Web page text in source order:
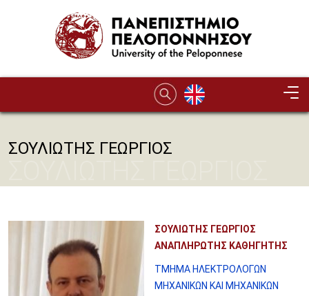
ΣΟΥΛΙΩΤΗΣ ΓΕΩΡΓΙΟΣ
ΣΟΥΛΙΩΤΗΣ ΓΕΩΡΓΙΟΣ
ΑΝΑΠΛΗΡΩΤΗΣ ΚΑΘΗΓΗΤΗΣ
ΤΜΗΜΑ ΗΛΕΚΤΡΟΛΟΓΩΝ
ΜΗΧΑΝΙΚΩΝ ΚΑΙ ΜΗΧΑΝΙΚΩΝ